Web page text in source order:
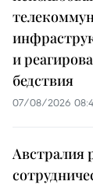
и
бедствия
07/08/2026
Австралия